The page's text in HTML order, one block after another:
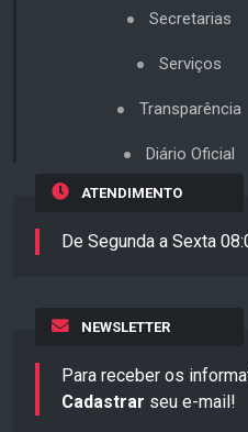
Secretarias
Serviços
Transparência
Diário Oficial
ATENDIMENTO
De Segunda a Sexta
NEWSLETTER
Para receber os
Cadastrar seu e-mail!